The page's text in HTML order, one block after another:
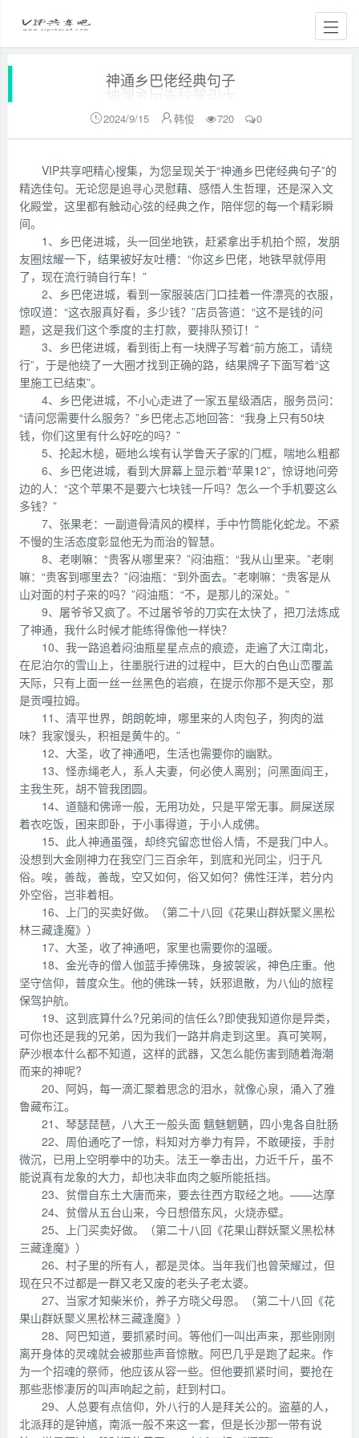
神通乡巴佬经典句子
2024/9/15 韩俊 720 0
VIP共享吧精心搜集，为您呈现关于“神通乡巴佬经典句子”的
精选佳句。无论您是追寻心灵慰藉、感悟人生哲理，还是深入文
化殿堂，这里都有触动心弦的经典之作，陪伴您的每一个精彩瞬
间。
1、乡巴佬进城，头一回坐地铁，赶紧拿出手机拍个照，发朋
友圈炫耀一下，结果被好友吐槽：“你这乡巴佬，地铁早就停用
了，现在流行骑自行车！”
2、乡巴佬进城，看到一家服装店门口挂着一件漂亮的衣服，
惊叹道：“这衣服真好看，多少钱？”店员答道：“这不是钱的问
题，这是我们这个季度的主打款，要排队预订！”
3、乡巴佬进城，看到街上有一块牌子写着“前方施工，请绕
行”，于是他绕了一大圈才找到正确的路，结果牌子下面写着“这
里施工已结束”。
4、乡巴佬进城，不小心走进了一家五星级酒店，服务员问：
“请问您需要什么服务？”乡巴佬忐忑地回答：“我身上只有50块
钱，你们这里有什么好吃的吗？”
5、抡起木槌，砸地么埃有认学鲁天子家的门框，喘地么粗都
6、乡巴佬进城，看到大屏幕上显示着“苹果12”，惊讶地问旁
边的人：“这个苹果不是要六七块钱一斤吗？怎么一个手机要这么
多钱？”
7、张果老：一副道骨清风的模样，手中竹筒能化蛇龙。不紧
不慢的生活态度彰显他无为而治的智慧。
8、老喇嘛：“贵客从哪里来？”闷油瓶：“我从山里来。”老喇
嘛：“贵客到哪里去？”闷油瓶：“到外面去。”老喇嘛：“贵客是从
山对面的村子来的吗？”闷油瓶：“不，是那儿的深处。”
9、屠爷爷又疯了。不过屠爷爷的刀实在太快了，把刀法炼成
了神通，我什么时候才能练得像他一样快？
10、我一路追着闷油瓶星星点点的痕迹，走遍了大江南北，
在尼泊尔的雪山上，往墨脱行进的过程中，巨大的白色山峦覆盖
天际，只有上面一丝一丝黑色的岩痕，在提示你那不是天空，那
是贡嘎拉姆。
11、清平世界，朗朗乾坤，哪里来的人肉包子，狗肉的滋
味？我家馒头，积祖是黄牛的。”
12、大圣，收了神通吧，生活也需要你的幽默。
13、怪赤绳老人，系人夫妻，何必使人离别；问黑面阎王，
主我生死，胡不管我团圆。
14、道髓和佛谛一般，无用功处，只是平常无事。屙屎送尿
着衣吃饭，困来即卧，于小事得道，于小人成佛。
15、此人神通虽强，却终究留恋世俗人情，不是我门中人。
没想到大金刚神力在我空门三百余年，到底和光同尘，归于凡
俗。唉，善哉，善哉，空又如何，俗又如何？佛性汪洋，若分内
外空俗，岂非着相。
16、上门的买卖好做。（第二十八回《花果山群妖聚义黑松
林三藏逢魔》）
17、大圣，收了神通吧，家里也需要你的温暖。
18、金光寺的僧人伽蓝手捧佛珠，身披袈裟，神色庄重。他
坚守信仰，普度众生。他的佛珠一转，妖邪退散，为八仙的旅程
保驾护航。
19、这到底算什么?兄弟间的信任么?即使我知道你是异类，
可你也还是我的兄弟，因为我们一路并肩走到这里。真可笑啊，
萨沙根本什么都不知道，这样的武器，又怎么能伤害到随着海潮
而来的神呢?
20、阿妈，每一滴汇聚着思念的泪水，就像心泉，涌入了雅
鲁藏布江。
21、琴瑟琵琶，八大王一般头面 魑魅魍魉，四小鬼各自肚肠
22、周伯通吃了一惊，料知对方拳力有异，不敢硬接，手肘
微沉，已用上空明拳中的功夫。法王一拳击出，力近千斤，虽不
能说真有龙象的大力，却也决非血肉之躯所能抵挡。
23、贫僧自东土大唐而来，要去往西方取经之地。——达摩
24、贫僧从五台山来，今日想借东风，火烧赤壁。
25、上门买卖好做。（第二十八回《花果山群妖聚义黑松林
三藏逢魔》）
26、村子里的所有人，都是灵体。当年我们也曾荣耀过，但
现在只不过都是一群又老又废的老头子老太婆。
27、当家才知柴米价，养子方晓父母恩。（第二十八回《花
果山群妖聚义黑松林三藏逢魔》）
28、阿巴知道，要抓紧时间。等他们一叫出声来，那些刚刚
离开身体的灵魂就会被那些声音惊散。阿巴几乎是跑了起来。作
为一个招魂的祭师，他应该从容一些。但他要抓紧时间，要抢在
那些悲惨凄厉的叫声响起之前，赶到村口。
29、人总要有点信仰，外八行的人是拜关公的。盗墓的人，
北派拜的是钟馗，南派一般不来这一套，但是长沙那一带有说